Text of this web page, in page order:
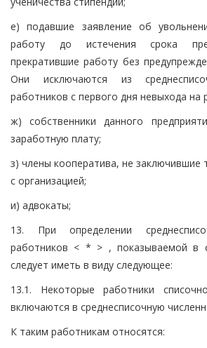
е) подавшие заявление об
работу до истечения срока
прекратившие работу без
Они исключаются из
работников с первого дня невыхода на
ж) собственники данного
заработную плату;
з) члены кооператива, не заключившие
с организацией;
и) адвокаты;
13. При определении
работников < * > , показываемой в
следует иметь в виду следующее:
13.1. Некоторые работники
включаются в среднесписочную
К таким работникам относятся: